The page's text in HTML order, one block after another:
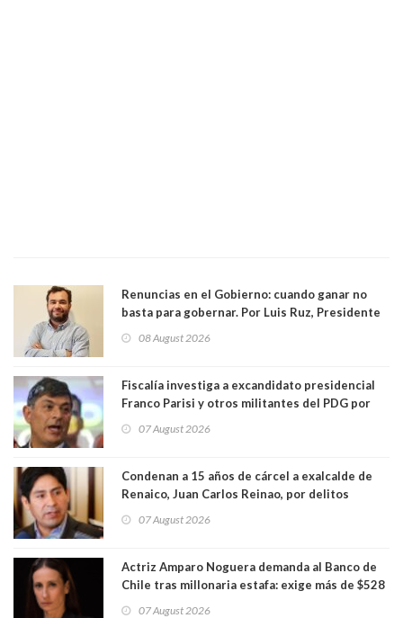
Renuncias en el Gobierno: cuando ganar no
basta para gobernar. Por Luis Ruz, Presidente
08 August 2026
Fiscalía investiga a excandidato presidencial
Franco Parisi y otros militantes del PDG por
07 August 2026
Condenan a 15 años de cárcel a exalcalde de
Renaico, Juan Carlos Reinao, por delitos
07 August 2026
Actriz Amparo Noguera demanda al Banco de
Chile tras millonaria estafa: exige más de $528
07 August 2026